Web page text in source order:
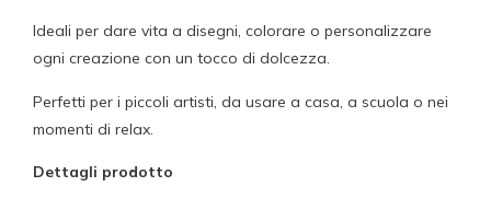
Ideali per dare vita a disegni, colorare o personalizzare
ogni creazione con un tocco di dolcezza.
Perfetti per i piccoli artisti, da usare a casa, a scuola o nei
momenti di relax.
Dettagli prodotto